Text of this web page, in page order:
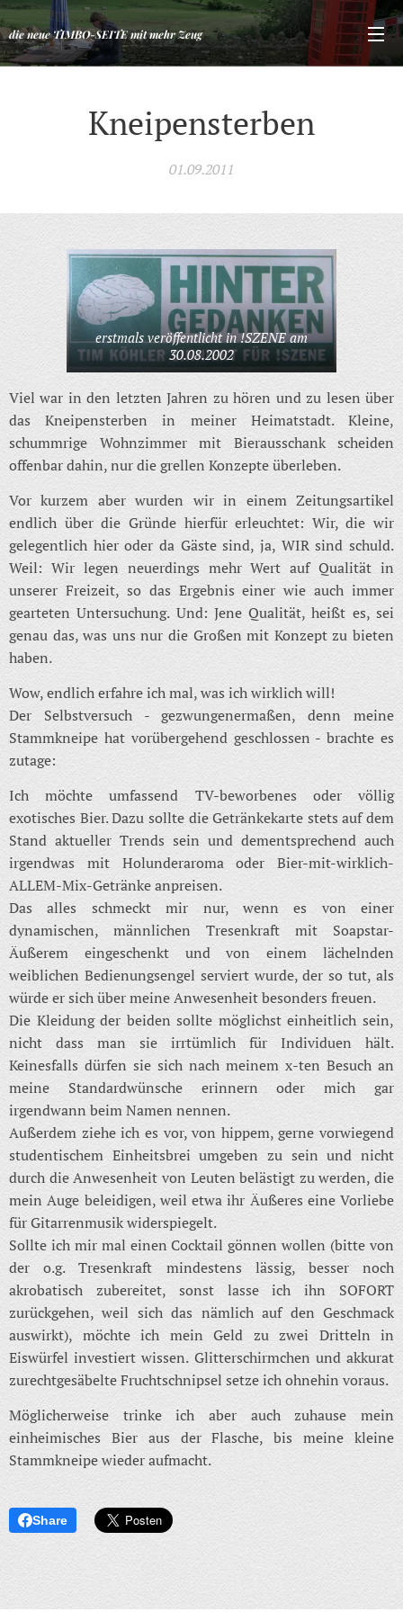
die neue TIMBO-SEITE mit mehr Zeug
Kneipensterben
01.09.2011
erstmals veröffentlicht in !SZENE am
30.08.2002
Viel war in den letzten Jahren zu hören und zu lesen über
das Kneipensterben in meiner Heimatstadt. Kleine,
schummrige Wohnzimmer mit Bierausschank scheiden
offenbar dahin, nur die grellen Konzepte überleben.
Vor kurzem aber wurden wir in einem Zeitungsartikel
endlich über die Gründe hierfür erleuchtet: Wir, die wir
gelegentlich hier oder da Gäste sind, ja, WIR sind schuld.
Weil: Wir legen neuerdings mehr Wert auf Qualität in
unserer Freizeit, so das Ergebnis einer wie auch immer
gearteten Untersuchung. Und: Jene Qualität, heißt es, sei
genau das, was uns nur die Großen mit Konzept zu bieten
haben.
Wow, endlich erfahre ich mal, was ich wirklich will!
Der Selbstversuch - gezwungenermaßen, denn meine
Stammkneipe hat vorübergehend geschlossen - brachte es
zutage:
Ich möchte umfassend TV-beworbenes oder völlig
exotisches Bier. Dazu sollte die Getränkekarte stets auf dem
Stand aktueller Trends sein und dementsprechend auch
irgendwas mit Holunderaroma oder Bier-mit-wirklich-
ALLEM-Mix-Getränke anpreisen.
Das alles schmeckt mir nur, wenn es von einer
dynamischen, männlichen Tresenkraft mit Soapstar-
Äußerem eingeschenkt und von einem lächelnden
weiblichen Bedienungsengel serviert wurde, der so tut, als
würde er sich über meine Anwesenheit besonders freuen.
Die Kleidung der beiden sollte möglichst einheitlich sein,
nicht dass man sie irrtümlich für Individuen hält.
Keinesfalls dürfen sie sich nach meinem x-ten Besuch an
meine Standardwünsche erinnern oder mich gar
irgendwann beim Namen nennen.
Außerdem ziehe ich es vor, von hippem, gerne vorwiegend
studentischem Einheitsbrei umgeben zu sein und nicht
durch die Anwesenheit von Leuten belästigt zu werden, die
mein Auge beleidigen, weil etwa ihr Äußeres eine Vorliebe
für Gitarrenmusik widerspiegelt.
Sollte ich mir mal einen Cocktail gönnen wollen (bitte von
der o.g. Tresenkraft mindestens lässig, besser noch
akrobatisch zubereitet, sonst lasse ich ihn SOFORT
zurückgehen, weil sich das nämlich auf den Geschmack
auswirkt), möchte ich mein Geld zu zwei Dritteln in
Eiswürfel investiert wissen. Glitterschirmchen und akkurat
zurechtgesäbelte Fruchtschnipsel setze ich ohnehin voraus.
Möglicherweise trinke ich aber auch zuhause mein
einheimisches Bier aus der Flasche, bis meine kleine
Stammkneipe wieder aufmacht.
Share